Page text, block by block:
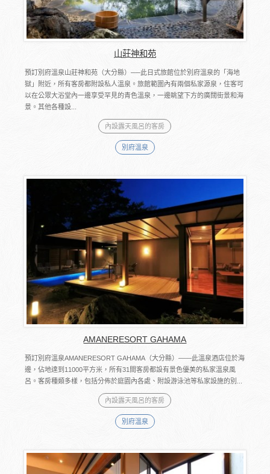
山莊神和苑
預訂別府溫泉山莊神和苑（大分縣）──此日式旅館位於別府溫泉的「海地
獄」附近，所有客房都附設私人溫泉。旅館範圍內有兩個私家源泉，住客可
以在公眾大浴堂內一邊享受罕見的青色溫泉，一邊眺望下方的廣闊街景和海
景。其他各種設...
內設露天風呂的客房
別府溫泉
AMANERESORT GAHAMA
預訂別府溫泉AMANERESORT GAHAMA（大分縣）――此溫泉酒店位於海
邊，佔地達到11000平方米，所有31間客房都設有景色優美的私家溫泉風
呂。客房種類多樣，包括分佈於庭園內各處、附設游泳池等私家設施的別...
內設露天風呂的客房
別府溫泉